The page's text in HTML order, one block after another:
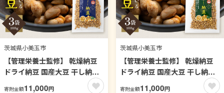
茨城県小美玉市
【管理栄養士監修】 乾燥納豆
ドライ納豆 国産大豆 干し納豆
納豆 【低温製法で納豆菌が生
寄附金額11,000円
茨城県小美玉市
【管理栄養士監修】 乾燥納豆
ドライ納豆 国産大豆 干し納豆
納豆 【低温製法で納豆菌が生
寄附金額11,000円